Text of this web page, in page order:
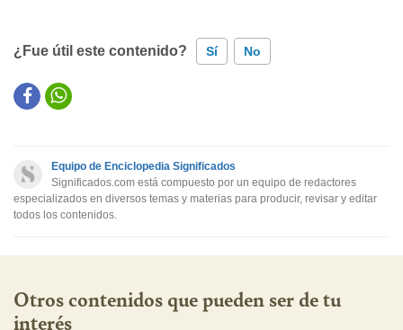
¿Fue útil este contenido? Sí No
Este contenido contiene información incorrecta
Otro
Equipo de Enciclopedia Significados
Significados.com está compuesto por un equipo de redactores
especializados en diversos temas y materias para producir, revisar y editar
todos los contenidos.
Otros contenidos que pueden ser de tu
interés